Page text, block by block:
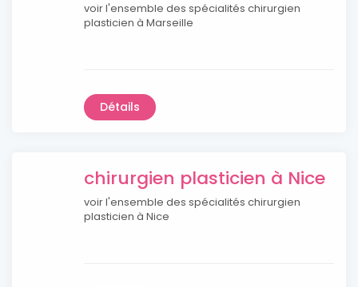
voir l'ensemble des spécialités chirurgien
plasticien à Marseille
Détails
chirurgien plasticien à Nice
voir l'ensemble des spécialités chirurgien
plasticien à Nice